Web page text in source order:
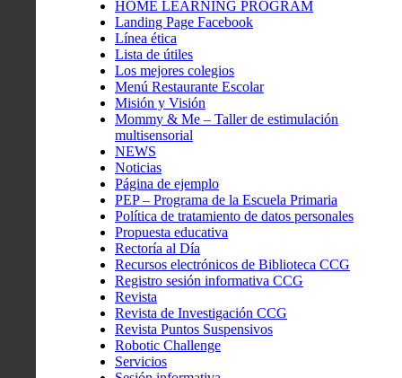
HOME LEARNING PROGRAM
Landing Page Facebook
Línea ética
Lista de útiles
Los mejores colegios
Menú Restaurante Escolar
Misión y Visión
Mommy & Me – Taller de estimulación
multisensorial
NEWS
Noticias
Página de ejemplo
PEP – Programa de la Escuela Primaria
Política de tratamiento de datos personales
Propuesta educativa
Rectoría al Día
Recursos electrónicos de Biblioteca CCG
Registro sesión informativa CCG
Revista
Revista de Investigación CCG
Revista Puntos Suspensivos
Robotic Challenge
Servicios